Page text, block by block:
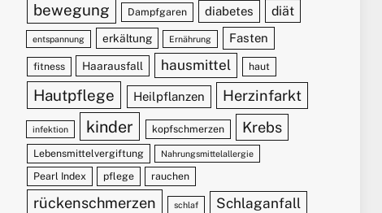
bewegung Dampfgaren diabetes diät
entspannung erkältung Ernährung Fasten
fitness Haarausfall hausmittel haut
Hautpflege Heilpflanzen Herzinfarkt
infektion kinder kopfschmerzen Krebs
Lebensmittelvergiftung Nahrungsmittelallergie
Pearl Index pflege rauchen
rückenschmerzen schlaf Schlaganfall